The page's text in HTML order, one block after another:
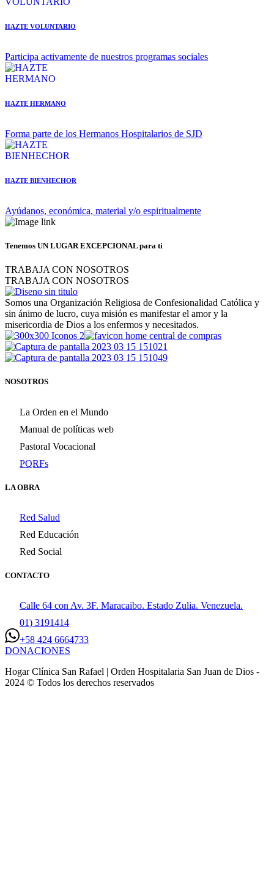
HAZTE VOLUNTARIO
Participa activamente de nuestros programas sociales
HAZTE HERMANO
Forma parte de los Hermanos Hospitalarios de SJD
HAZTE BIENHECHOR
Ayúdanos, económica, material y/o espiritualmente
Tenemos UN LUGAR EXCEPCIONAL para ti
TRABAJA CON NOSOTROS
TRABAJA CON NOSOTROS
Somos una Organización Religiosa de Confesionalidad Católica y
sin ánimo de lucro, cuya misión es manifestar el amor y la
misericordia de Dios a los enfermos y necesitados.
NOSOTROS
La Orden en el Mundo
Manual de políticas web
Pastoral Vocacional
PQRFs
LA OBRA
Red Salud
Red Educación
Red Social
CONTACTO
Calle 64 con Av. 3F. Maracaibo. Estado Zulia. Venezuela.
01) 3191414
+58 424 6664733
DONACIONES
Hogar Clínica San Rafael | Orden Hospitalaria San Juan de Dios -
2024 © Todos los derechos reservados